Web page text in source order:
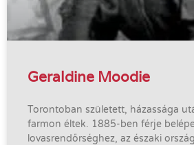
Geraldine Moodie
Torontoban született, házassága
farmon éltek. 1885-ben férje
lovasrendőrséghez, az északi